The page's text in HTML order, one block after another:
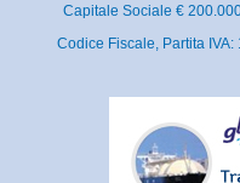
Capitale Sociale €
Codice Fiscale, Partita